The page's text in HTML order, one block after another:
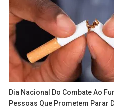
Dia Nacional Do Combate Ao
Pessoas Que Prometem Parar